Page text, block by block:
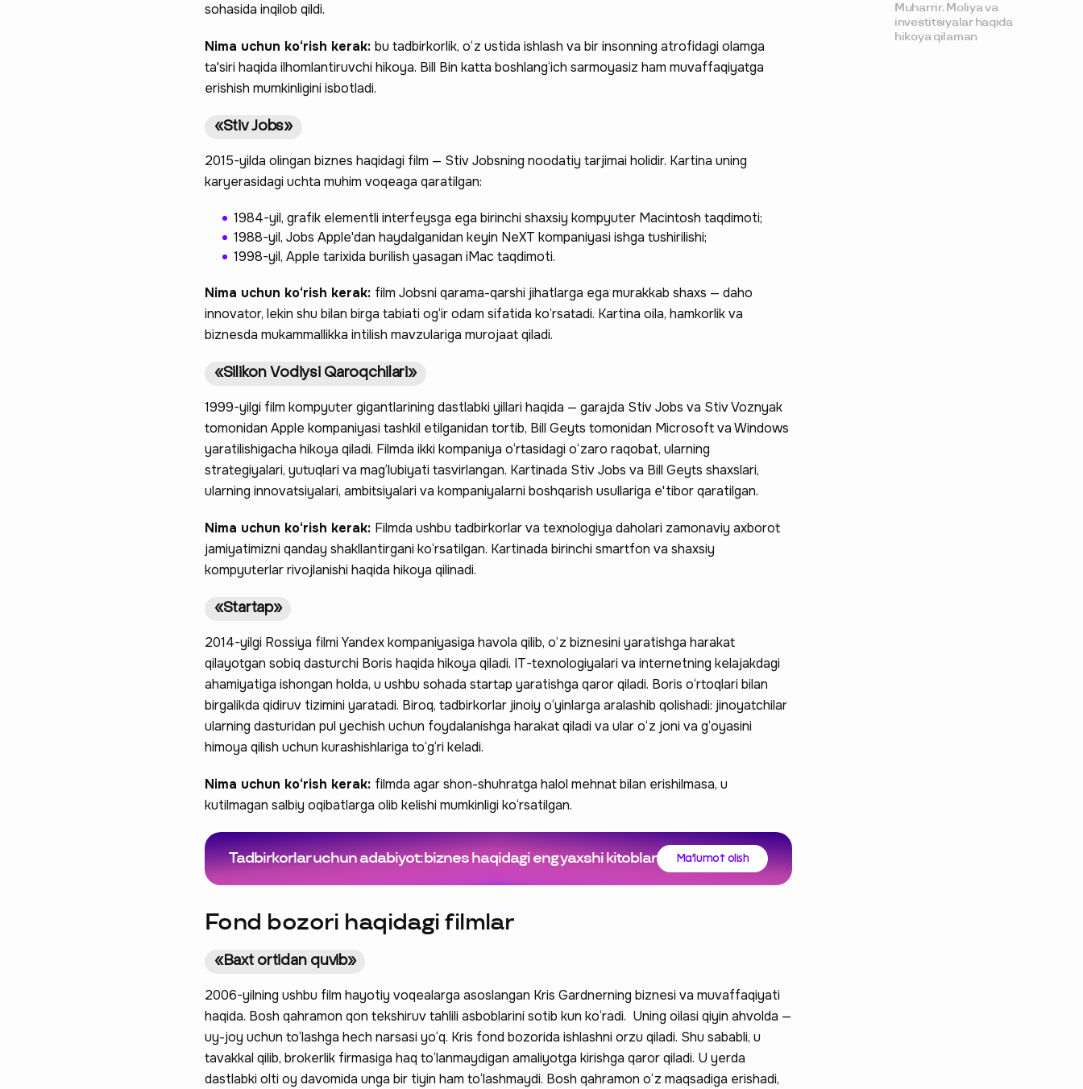
sohasida inqilob qildi.
Nima uchun ko‘rish kerak: bu tadbirkorlik, o‘z ustida ishlash va bir insonning atrofidagi olamga
ta'siri haqida ilhomlantiruvchi hikoya. Bill Bin katta boshlang‘ich sarmoyasiz ham muvaffaqiyatga
erishish mumkinligini isbotladi.
«Stiv Jobs»
2015-yilda olingan biznes haqidagi film — Stiv Jobsning noodatiy tarjimai holidir. Kartina uning
karyerasidagi uchta muhim voqeaga qaratilgan:
1984-yil, grafik elementli interfeysga ega birinchi shaxsiy kompyuter Macintosh taqdimoti;
1988-yil, Jobs Apple'dan haydalganidan keyin NeXT kompaniyasi ishga tushirilishi;
1998-yil, Apple tarixida burilish yasagan iMac taqdimoti.
Nima uchun ko‘rish kerak: film Jobsni qarama-qarshi jihatlarga ega murakkab shaxs — daho
innovator, lekin shu bilan birga tabiati og‘ir odam sifatida ko‘rsatadi. Kartina oila, hamkorlik va
biznesda mukammallikka intilish mavzulariga murojaat qiladi.
«Silikon Vodiysi Qaroqchilari»
1999-yilgi film kompyuter gigantlarining dastlabki yillari haqida — garajda Stiv Jobs va Stiv Voznyak
tomonidan Apple kompaniyasi tashkil etilganidan tortib, Bill Geyts tomonidan Microsoft va Windows
yaratilishigacha hikoya qiladi. Filmda ikki kompaniya o‘rtasidagi o‘zaro raqobat, ularning
strategiyalari, yutuqlari va mag‘lubiyati tasvirlangan. Kartinada Stiv Jobs va Bill Geyts shaxslari,
ularning innovatsiyalari, ambitsiyalari va kompaniyalarni boshqarish usullariga e'tibor qaratilgan.
Nima uchun ko‘rish kerak: Filmda ushbu tadbirkorlar va texnologiya daholari zamonaviy axborot
jamiyatimizni qanday shakllantirgani ko‘rsatilgan. Kartinada birinchi smartfon va shaxsiy
kompyuterlar rivojlanishi haqida hikoya qilinadi.
«Startap»
2014-yilgi Rossiya filmi Yandex kompaniyasiga havola qilib, o‘z biznesini yaratishga harakat
qilayotgan sobiq dasturchi Boris haqida hikoya qiladi. IT-texnologiyalari va internetning kelajakdagi
ahamiyatiga ishongan holda, u ushbu sohada startap yaratishga qaror qiladi. Boris o‘rtoqlari bilan
birgalikda qidiruv tizimini yaratadi. Biroq, tadbirkorlar jinoiy o‘yinlarga aralashib qolishadi: jinoyatchilar
ularning dasturidan pul yechish uchun foydalanishga harakat qiladi va ular o‘z joni va g‘oyasini
himoya qilish uchun kurashishlariga to‘g‘ri keladi.
Nima uchun ko‘rish kerak: filmda agar shon-shuhratga halol mehnat bilan erishilmasa, u
kutilmagan salbiy oqibatlarga olib kelishi mumkinligi ko‘rsatilgan.
Tadbirkorlar uchun adabiyot: biznes haqidagi eng yaxshi kitoblar Ma'lumot olish
Fond bozori haqidagi filmlar
«Baxt ortidan quvib»
2006-yilning ushbu film hayotiy voqealarga asoslangan Kris Gardnerning biznesi va muvaffaqiyati
haqida. Bosh qahramon qon tekshiruv tahlili asboblarini sotib kun ko‘radi. Uning oilasi qiyin ahvolda —
uy-joy uchun to‘lashga hech narsasi yo‘q. Kris fond bozorida ishlashni orzu qiladi. Shu sababli, u
tavakkal qilib, brokerlik firmasiga haq to‘lanmaydigan amaliyotga kirishga qaror qiladi. U yerda
dastlabki olti oy davomida unga bir tiyin ham to‘lashmaydi. Bosh qahramon o‘z maqsadiga erishadi,
Muharrir. Moliya va
investitsiyalar haqida
hikoya qilaman